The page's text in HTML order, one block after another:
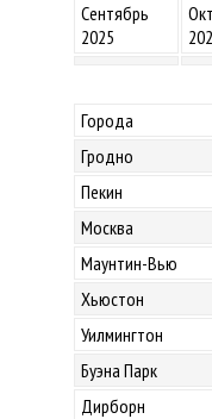
Сентябрь
2025
Города
Гродно
Пекин
Москва
Маунтин-Вью
Хьюстон
Уилмингтон
Буэна Парк
Дирборн